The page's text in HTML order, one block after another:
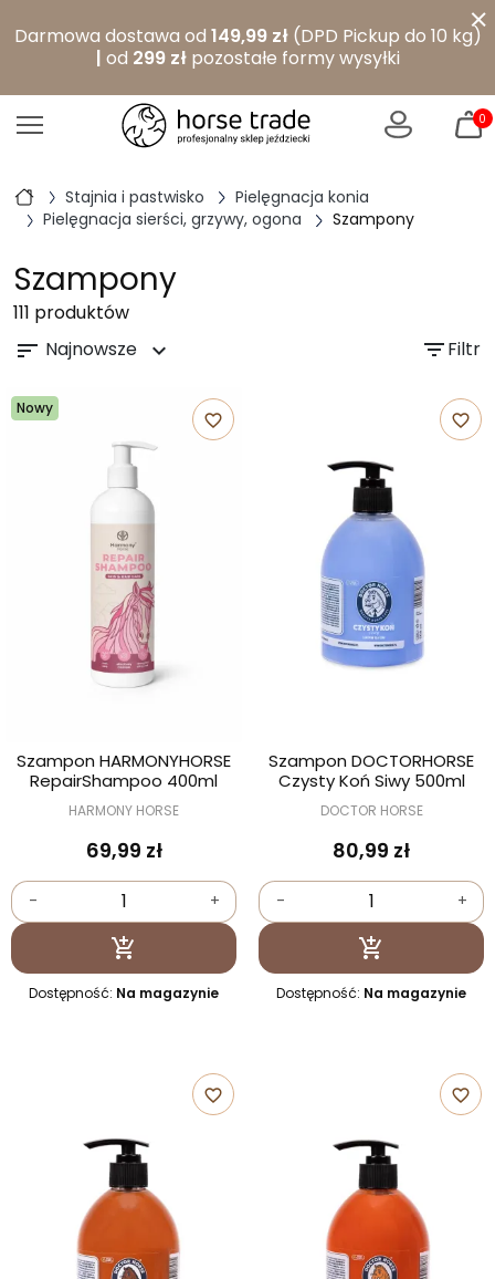
Darmowa dostawa od 149,99 zł(DPD Pickup do 10 kg)
| od 299 złpozostałe formy wysyłki
×
0
Stajnia i pastwisko
Pielęgnacja konia
Pielęgnacja sierści, grzywy, ogona
Szampony
Szampony
111 produktów
sort Najnowsze expand_more filter_listFiltr
Nowy
favorite_border
Szampon HARMONYHORSE
RepairShampoo 400ml
HARMONY HORSE
69,99 zł
- +
 Dodaj do koszyka
Dostępność: Na magazynie
favorite_border
Szampon DOCTORHORSE
Czysty Koń Siwy 500ml
DOCTOR HORSE
80,99 zł
- +
 Dodaj do
Dostępność: Na magazynie
favorite_border favorite_border